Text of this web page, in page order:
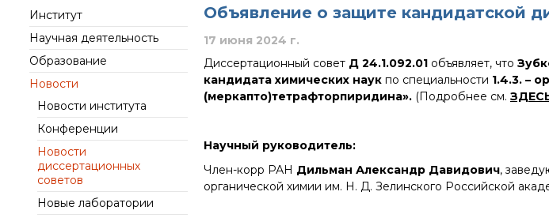
История ИОХ РАН
Администрация
института
Научные школы
Подразделения
института
Ученый совет ИОХ РАН
Диссертационные
советы
пользования Института
органической химии
РАН (ЦКП ИОХ РАН)
Библиотека
Инфоресурсы
Профком
Документы
Контакты
Важнейшие
достижения института
Научный Совет РАН
по органической
Искусственный
интеллект (ИИ) в химии
Аддитивные
технологии
Электронная
микроскопия
Награды сотрудников
Набор студентов
Новые
Институт
Научная деятельность
Образование
Новости
Новости института
Конференции
Новости
диссертационных
советов
Новые лаборатории
Объявление о защите кандидатской
17 июня 2024 г.
Диссертационный совет Д 24.1.092.01 объявляет, что
кандидата химических наук по специальности 1.4.3. –
(меркапто)тетрафторпиридина». (Подробнее см.
Научный руководитель:
Член-корр РАН Дильман Александр Давидович,
органической химии им. Н. Д. Зелинского Российской